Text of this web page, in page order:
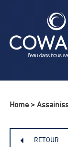
Home >
RETOUR